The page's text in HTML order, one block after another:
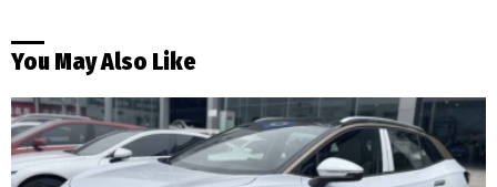
You May Also Like